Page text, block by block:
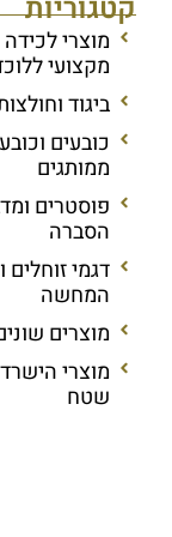
מוצרי לכידה
מקצועי
ביגוד
כובעים
ממותגים
פוסטרים
הסברה
דגמי
המחשה
מוצרים
מוצרי
שטח